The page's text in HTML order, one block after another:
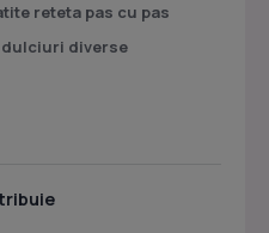
reteta pas cu pas
dulciuri diverse